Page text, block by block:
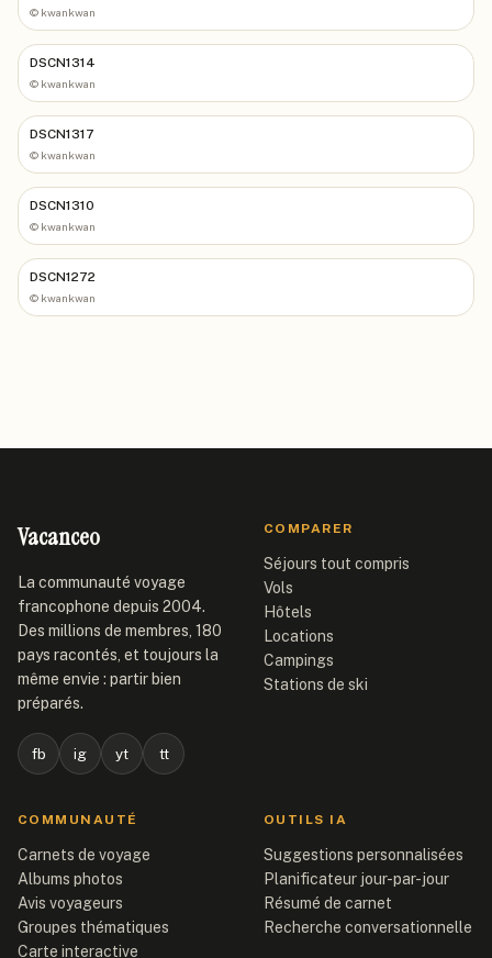
© kwankwan
DSCN1314
© kwankwan
DSCN1317
© kwankwan
DSCN1310
© kwankwan
DSCN1272
© kwankwan
Vacanceo
La communauté voyage
francophone depuis 2004.
Des millions de membres, 180
pays racontés, et toujours la
même envie : partir bien
préparés.
fb ig yt tt
COMPARER
Séjours tout compris
Vols
Hôtels
Locations
Campings
Stations de ski
COMMUNAUTÉ
Carnets de voyage
Albums photos
Avis voyageurs
Groupes thématiques
Carte interactive
OUTILS IA
Suggestions personnalisées
Planificateur jour-par-jour
Résumé de carnet
Recherche conversationnelle